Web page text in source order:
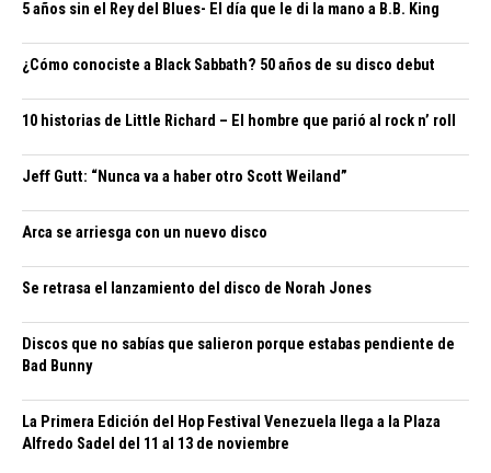
5 años sin el Rey del Blues- El día que le di la mano a B.B. King
¿Cómo conociste a Black Sabbath? 50 años de su disco debut
10 historias de Little Richard – El hombre que parió al rock n’ roll
Jeff Gutt: “Nunca va a haber otro Scott Weiland”
Arca se arriesga con un nuevo disco
Se retrasa el lanzamiento del disco de Norah Jones
Discos que no sabías que salieron porque estabas pendiente de
Bad Bunny
La Primera Edición del Hop Festival Venezuela llega a la Plaza
Alfredo Sadel del 11 al 13 de noviembre